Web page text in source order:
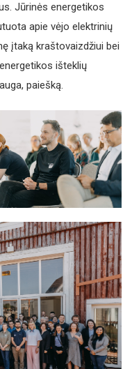
Jūrinės energetikos
apie vėjo elektrinių
įtaką kraštovaizdžiui bei
išteklių
paiešką.